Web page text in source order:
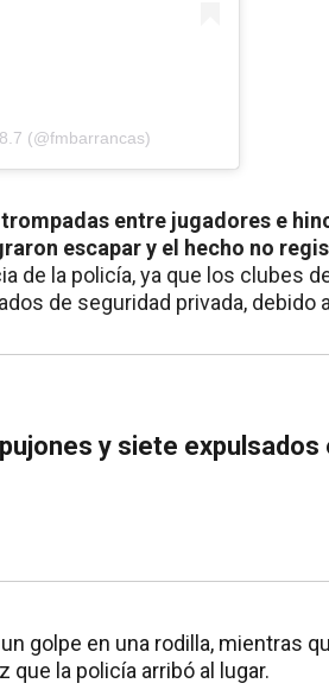
(@fmbarrancas)
entre jugadores e
escapar y el hecho no
de la policía, ya que los clubes
de seguridad privada, debido
y siete expulsados
golpe en una rodilla, mientras
la policía arribó al lugar.